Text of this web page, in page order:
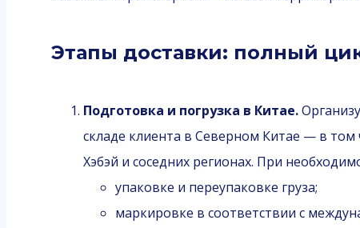
Этапы доставки: полный
Подготовка и погрузка в Китае.
складе клиента в Северном Китае — в
Хэбэй и соседних регионах. При
упаковке и переупаковке груза;
маркировке в соответствии с